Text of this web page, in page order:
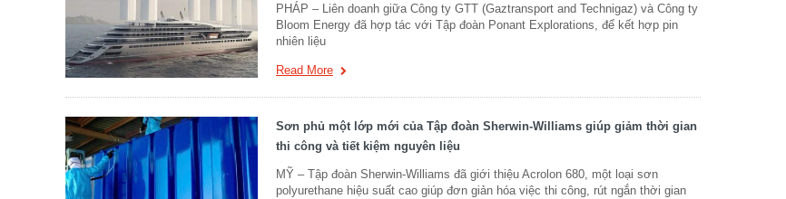
PHÁP – Liên doanh giữa Công ty GTT (Gaztransport and Technigaz) và Công ty
Bloom Energy đã hợp tác với Tập đoàn Ponant Explorations, để kết hợp pin
nhiên liệu
Read More
Sơn phủ một lớp mới của Tập đoàn Sherwin-Williams giúp giảm thời gian
thi công và tiết kiệm nguyên liệu
MỸ – Tập đoàn Sherwin-Williams đã giới thiệu Acrolon 680, một loại sơn
polyurethane hiệu suất cao giúp đơn giản hóa việc thi công, rút ​​ngắn thời gian